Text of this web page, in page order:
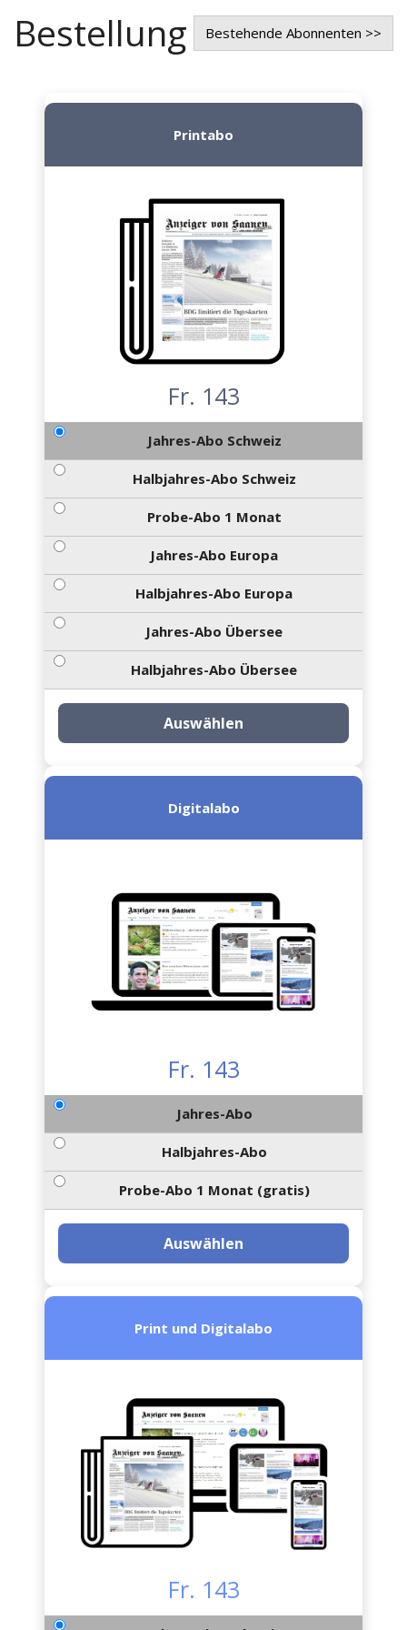
Bestellung Bestehende Abonnenten >>
Printabo
Fr. 143
Jahres-Abo Schweiz
Halbjahres-Abo Schweiz
Probe-Abo 1 Monat
Jahres-Abo Europa
Halbjahres-Abo Europa
Jahres-Abo Übersee
Halbjahres-Abo Übersee
Auswählen
Digitalabo
Fr. 143
Jahres-Abo
Halbjahres-Abo
Probe-Abo 1 Monat (gratis)
Auswählen
Print und Digitalabo
Fr. 143